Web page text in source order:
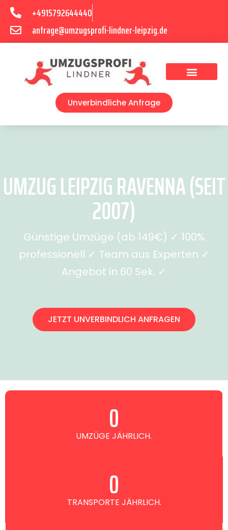
+4915792644440
anfrage@umzugsprofi-lindner-leipzig.de
Unverbindliche Anfrage
UMZUG LEIPZIG RAVENNA (SEIT
2007)
Günstige Umzüge (ab 149€) ✓ 100%
professionell ✓ Team aus Experten ✓
Angebot in 60 Sek. ✓
JETZT UNVERBINDLICH ANFRAGEN
UMZÜGE JÄHRLICH.
0
TRANSPORTE JÄHRLICH.
0